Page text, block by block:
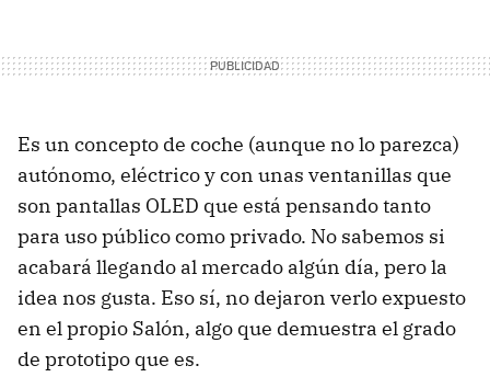
Es un concepto de coche (aunque no lo parezca)
autónomo, eléctrico y con unas ventanillas que
son pantallas OLED que está pensando tanto
para uso público como privado. No sabemos si
acabará llegando al mercado algún día, pero la
idea nos gusta. Eso sí, no dejaron verlo expuesto
en el propio Salón, algo que demuestra el grado
de prototipo que es.